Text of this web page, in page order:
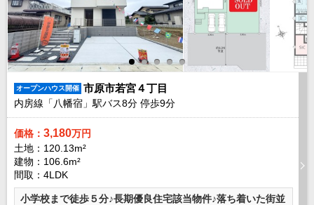
オープンハウス開催 市原市若宮４丁目
内房線「八幡宿」駅バス8分 停歩9分
価格： 3,180万円
土地：120.13m²
建物：106.6m²
間取：4LDK
小学校まで徒歩５分♪長期優良住宅該当物件♪落ち着いた街並
四街道･佐倉･八千代方面エリアのマンション
四街道･佐倉･八千代方面エリアの土地
船橋･市川･浦安方面エリア
船橋･市川･浦安方面エリアの新築一戸建
船橋･市川･浦安方面エリアの中古一戸建
船橋･市川･浦安方面エリアのマンション
船橋･市川･浦安方面エリアの土地
千葉市エリア
千葉市エリアの新築一戸建
千葉市エリアの中古一戸建
千葉市エリアのマンション
千葉市エリアの土地
外房エリア